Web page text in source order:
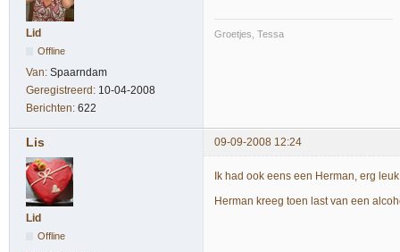
Lid
Offline
Van: Spaarndam
Geregistreerd: 10-04-2008
Berichten: 622
Groetjes, Tessa
Lis 09-09-2008 12:24
Lid
Offline
Ik had ook eens een Herman, erg
Herman kreeg toen last van een